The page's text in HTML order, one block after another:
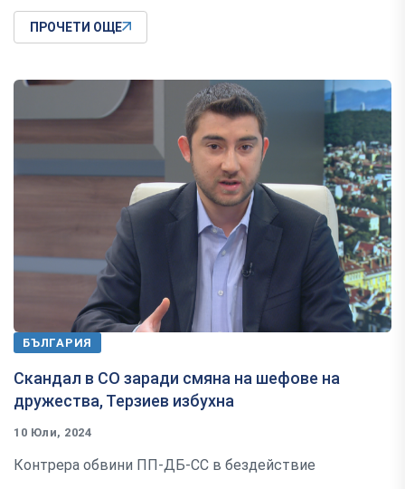
ПРОЧЕТИ ОЩЕ
БЪЛГАРИЯ
Скандал в СО заради смяна на шефове на
дружества, Терзиев избухна
10 Юли, 2024
Контрера обвини ПП-ДБ-СС в бездействие